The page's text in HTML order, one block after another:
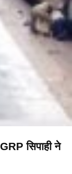
सिपाही ने